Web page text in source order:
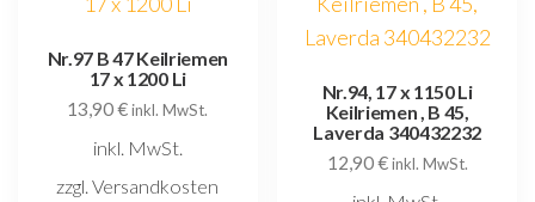
Nr.97 B 47 Keilriemen
17 x 1200 Li
13,90€ inkl. MwSt.
inkl. MwSt.
zzgl. Versandkosten
Nr.94, 17 x 1150 Li
Keilriemen , B 45,
Laverda 340432232
12,90€ inkl. MwSt.